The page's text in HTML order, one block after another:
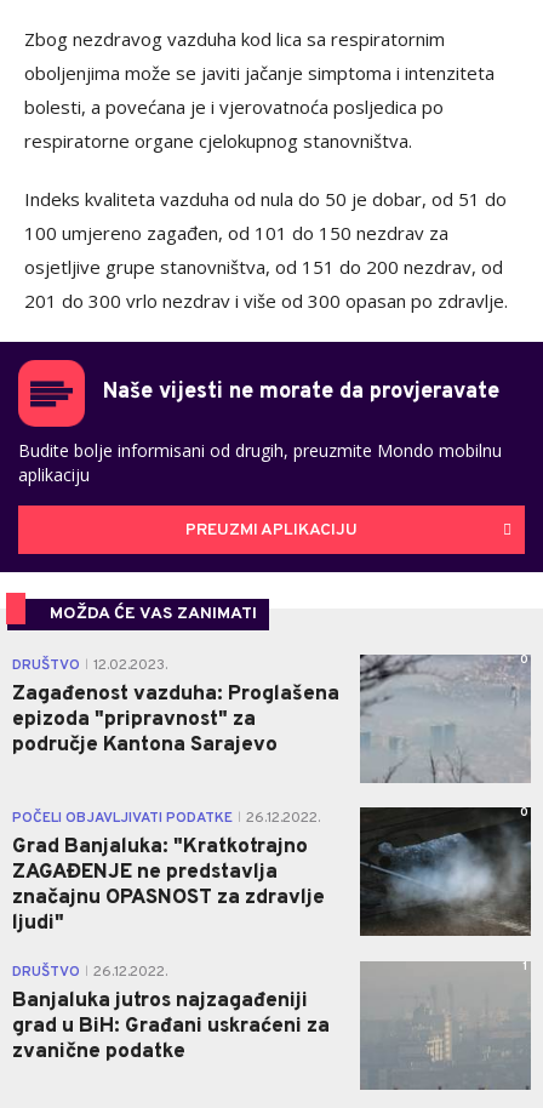
Zbog nezdravog vazduha kod lica sa respiratornim
oboljenjima može se javiti jačanje simptoma i intenziteta
bolesti, a povećana je i vjerovatnoća posljedica po
respiratorne organe cjelokupnog stanovništva.
Indeks kvaliteta vazduha od nula do 50 je dobar, od 51 do
100 umjereno zagađen, od 101 do 150 nezdrav za
osjetljive grupe stanovništva, od 151 do 200 nezdrav, od
201 do 300 vrlo nezdrav i više od 300 opasan po zdravlje.
Naše vijesti ne morate da provjeravate
Budite bolje informisani od drugih, preuzmite Mondo mobilnu
aplikaciju
PREUZMI APLIKACIJU
MOŽDA ĆE VAS ZANIMATI
DRUŠTVO 12.02.2023.
Zagađenost vazduha: Proglašena
epizoda "pripravnost" za
područje Kantona Sarajevo
0
POČELI OBJAVLJIVATI PODATKE 26.12.2022.
Grad Banjaluka: "Kratkotrajno
ZAGAĐENJE ne predstavlja
značajnu OPASNOST za zdravlje
ljudi"
0
DRUŠTVO 26.12.2022.
Banjaluka jutros najzagađeniji
grad u BiH: Građani uskraćeni za
zvanične podatke
1